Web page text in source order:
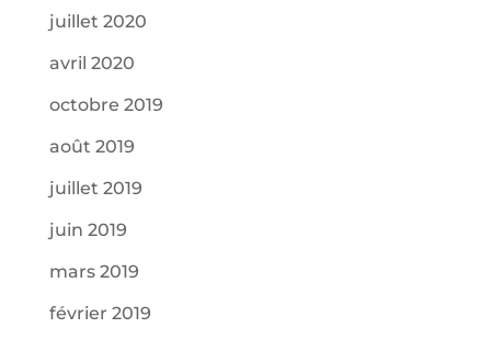
juillet 2020
avril 2020
octobre 2019
août 2019
juillet 2019
juin 2019
mars 2019
février 2019